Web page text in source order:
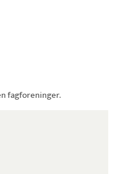
fagforeninger.